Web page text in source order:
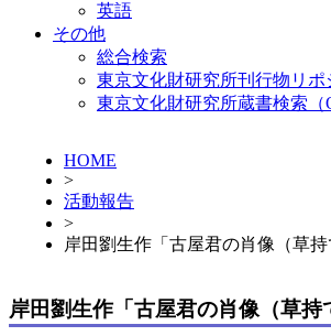
英語
その他
総合検索
東京文化財研究所刊行物リポ
東京文化財研究所蔵書検索（
HOME
>
活動報告
>
岸田劉生作「古屋君の肖像（草
岸田劉生作「古屋君の肖像（草